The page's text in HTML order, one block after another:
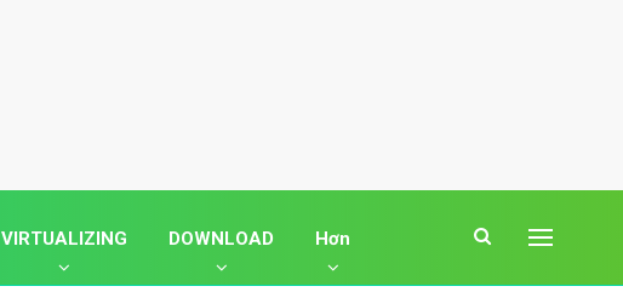
VIRTUALIZING DOWNLOAD Hơn